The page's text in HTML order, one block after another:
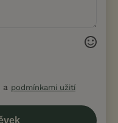
a podmínkami užití